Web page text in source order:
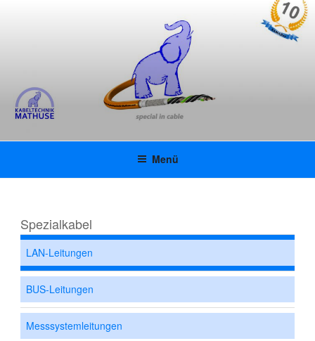
KABELTECHNIK MATHUSE
GMBH | KAMAFLEX |
INNOVATIVE UL-
SPEZIALKABEL
Menü
Spezialkabel
LAN-Leitungen
BUS-Leitungen
Messsystemleitungen